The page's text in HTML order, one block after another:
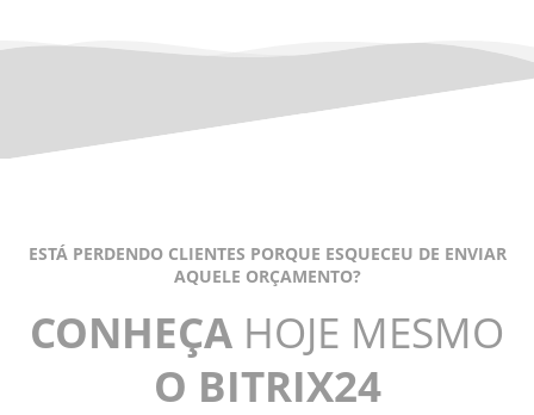
ESTÁ PERDENDO CLIENTES PORQUE ESQUECEU DE ENVIAR
AQUELE ORÇAMENTO?
CONHEÇA HOJE MESMO
O BITRIX24